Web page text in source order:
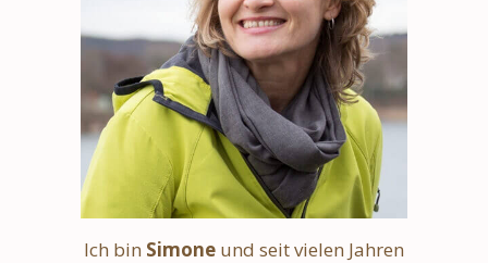
Ich bin Simone und seit vielen Jahren